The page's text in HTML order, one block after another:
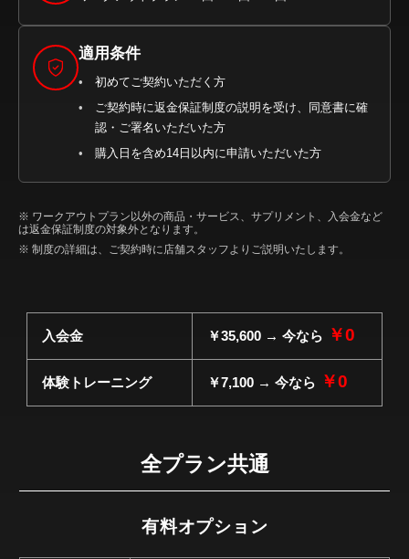
適用条件
初めてご契約いただく方
ご契約時に返金保証制度の説明を受け、同意書に確
認・ご署名いただいた方
購入日を含め14日以内に申請いただいた方
※ ワークアウトプラン以外の商品・サービス、サプリメント、入会金など
は返金保証制度の対象外となります。
※ 制度の詳細は、ご契約時に店舗スタッフよりご説明いたします。
入会金 ￥35,600 → 今なら ￥0
体験トレーニング ￥7,100 → 今なら ￥0
全プラン共通
有料オプション